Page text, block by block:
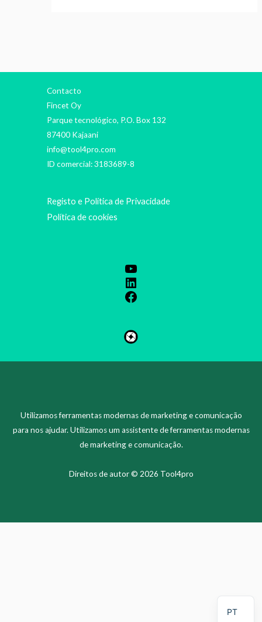
Contacto
Fincet Oy
Parque tecnológico, P.O. Box 132
87400 Kajaani
info@tool4pro.com
ID comercial: 3183689-8
Registo e Política de Privacidade
Política de cookies
Utilizamos ferramentas modernas de marketing e comunicação
para nos ajudar. Utilizamos um assistente de ferramentas modernas
de marketing e comunicação.
Direitos de autor © 2026 Tool4pro
PT